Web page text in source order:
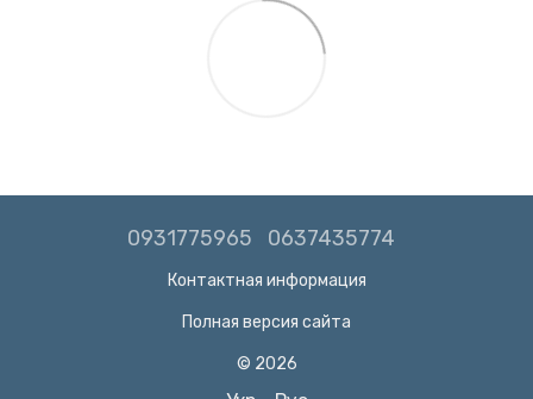
0931775965 0637435774
Контактная информация
Полная версия сайта
© 2026